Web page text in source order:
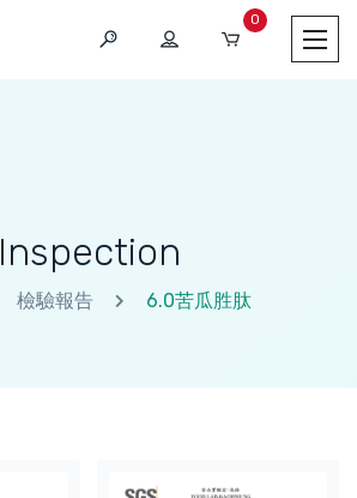
0
Inspection
檢驗報告 6.0苦瓜胜肽